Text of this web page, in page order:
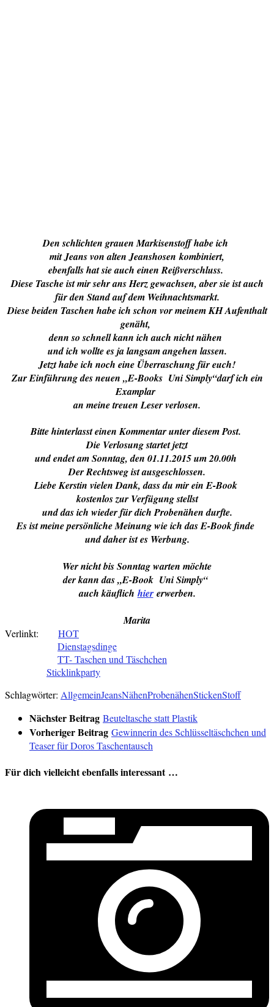
Den schlichten grauen Markisenstoff habe ich
mit Jeans von alten Jeanshosenkombiniert,
ebenfalls hat sie auch einen Reißverschluss.
Diese Tasche ist mir sehr ans Herz gewachsen, aber sie ist auch
für den Stand auf dem Weihnachtsmarkt.
Diese beiden Taschen habe ich schon vor meinem KH Aufenthalt
genäht,
denn so schnell kann ich auch nicht nähen
und ich wollte es ja langsam angehen lassen.
Jetzt habe ich noch eine Überraschung für euch!
Zur Einführung des neuen „E-Books Uni Simply“darf ich ein
Examplar
an meine treuen Leser verlosen.
Bitte hinterlasst einen Kommentar unter diesem Post.
Die Verlosung startet jetzt
und endet am Sonntag, den 01.11.2015 um 20.00h
Der Rechtsweg ist ausgeschlossen.
Liebe Kerstin vielen Dank, dass du mir ein E-Book
kostenlos zur Verfügung stellst
und das ich wieder für dich Probenähen durfte.
Es ist meine persönliche Meinung wie ich das E-Book finde
und daher ist es Werbung.
Wer nicht bis Sonntag warten möchte
der kann das „E-Book Uni Simply“
auch käuflich hiererwerben.
Marita
Verlinkt: HOT
Dienstagsdinge
TT- Taschen und Täschchen
Sticklinkparty
Schlagwörter: AllgemeinJeansNähenProbenähenStickenStoff
Nächster Beitrag Beuteltasche statt Plastik
Vorheriger Beitrag Gewinnerin des Schlüsseltäschchen und
Teaser für Doros Taschentausch
Für dich vielleicht ebenfalls interessant …